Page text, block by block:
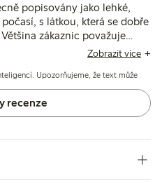
popisovány jako lehké,
s látkou, která se dobře
zákaznic považuje
některé uvádějí, že mohou
Zobrazit více
Upozorňujeme, že text může
recenze